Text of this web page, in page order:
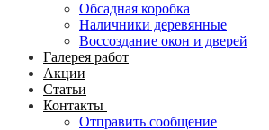
Обсадная коробка
Наличники деревянные
Воссоздание окон и дверей
Галерея работ
Акции
Статьи
Контакты
Отправить сообщение